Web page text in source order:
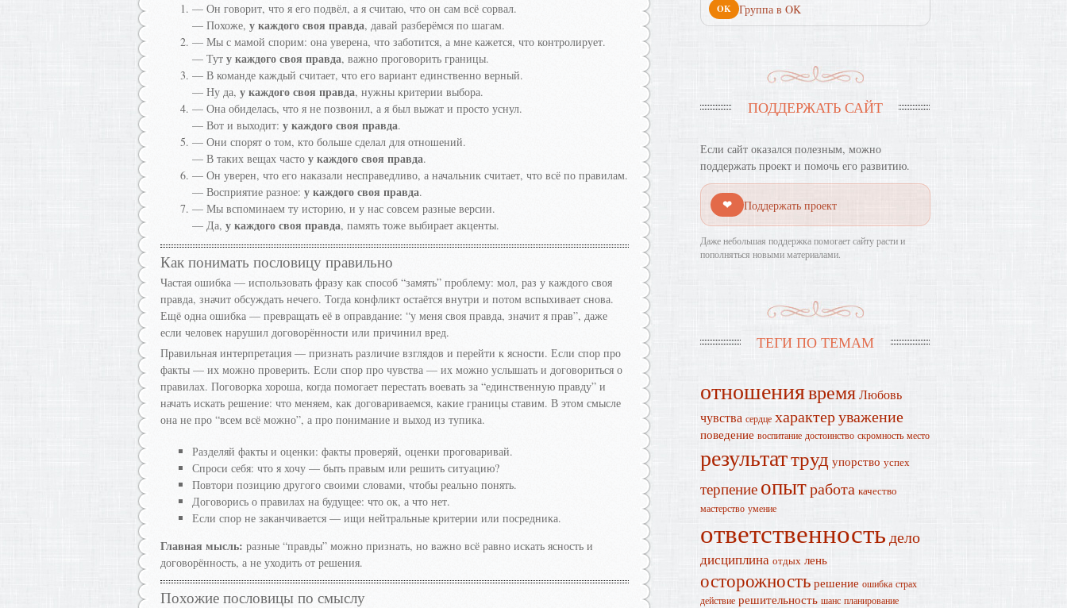
— Он говорит, что я его подвёл, а я считаю, что он сам всё сорвал.
— Похоже, у каждого своя правда, давай разберёмся по шагам.
— Мы с мамой спорим: она уверена, что заботится, а мне кажется, что контролирует.
— Тут у каждого своя правда, важно проговорить границы.
— В команде каждый считает, что его вариант единственно верный.
— Ну да, у каждого своя правда, нужны критерии выбора.
— Она обиделась, что я не позвонил, а я был выжат и просто уснул.
— Вот и выходит: у каждого своя правда.
— Они спорят о том, кто больше сделал для отношений.
— В таких вещах часто у каждого своя правда.
— Он уверен, что его наказали несправедливо, а начальник считает, что всё по правилам.
— Восприятие разное: у каждого своя правда.
— Мы вспоминаем ту историю, и у нас совсем разные версии.
— Да, у каждого своя правда, память тоже выбирает акценты.
Как понимать пословицу правильно
Частая ошибка — использовать фразу как способ “замять” проблему: мол, раз у каждого своя
правда, значит обсуждать нечего. Тогда конфликт остаётся внутри и потом вспыхивает снова.
Ещё одна ошибка — превращать её в оправдание: “у меня своя правда, значит я прав”, даже
если человек нарушил договорённости или причинил вред.
Правильная интерпретация — признать различие взглядов и перейти к ясности. Если спор про
факты — их можно проверить. Если спор про чувства — их можно услышать и договориться о
правилах. Поговорка хороша, когда помогает перестать воевать за “единственную правду” и
начать искать решение: что меняем, как договариваемся, какие границы ставим. В этом смысле
она не про “всем всё можно”, а про понимание и выход из тупика.
Разделяй факты и оценки: факты проверяй, оценки проговаривай.
Спроси себя: что я хочу — быть правым или решить ситуацию?
Повтори позицию другого своими словами, чтобы реально понять.
Договорись о правилах на будущее: что ок, а что нет.
Если спор не заканчивается — ищи нейтральные критерии или посредника.
Главная мысль: разные “правды” можно признать, но важно всё равно искать ясность и
договорённость, а не уходить от решения.
Похожие пословицы по смыслу
OK Группа в OK
ПОДДЕРЖАТЬ САЙТ
Если сайт оказался полезным, можно
поддержать проект и помочь его развитию.
❤ Поддержать проект
Даже небольшая поддержка помогает сайту расти и
пополняться новыми материалами.
ТЕГИ ПО ТЕМАМ
отношениявремяЛюбовь
чувства сердце характеруважение
поведение воспитание достоинство скромность место
результаттруд упорство успех
терпение опытработа качество
мастерство умение
ответственностьдело
дисциплина отдых лень
осторожность решение ошибка страх
действие решительность шанс планирование